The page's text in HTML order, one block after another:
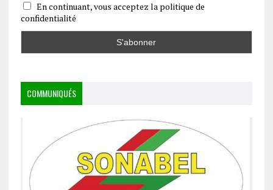
En continuant, vous acceptez la politique de
confidentialité
COMMUNIQUÉS